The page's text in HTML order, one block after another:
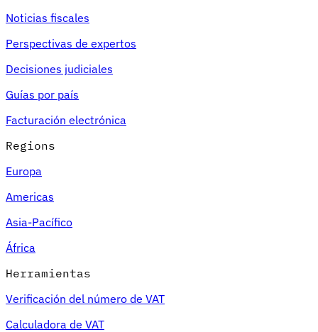
Noticias fiscales
Perspectivas de expertos
Decisiones judiciales
Guías por país
Facturación electrónica
Regions
Europa
Americas
Asia-Pacífico
África
Herramientas
Verificación del número de VAT
Calculadora de VAT